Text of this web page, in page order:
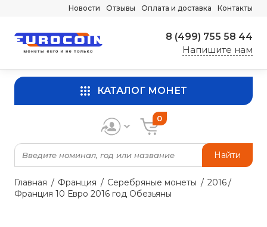
Новости Отзывы Оплата и доставка Контакты
8 (499) 755 58 44
Напишите нам
КАТАЛОГ МОНЕТ
Найти
0
Главная Франция Серебряные монеты
2016
Франция 10 Евро 2016 год Обезьяны